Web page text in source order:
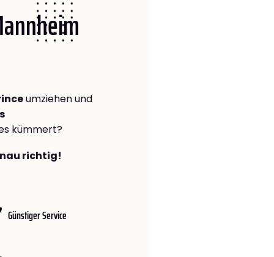
umziehen und
kümmert?
richtig!
Günstiger Service